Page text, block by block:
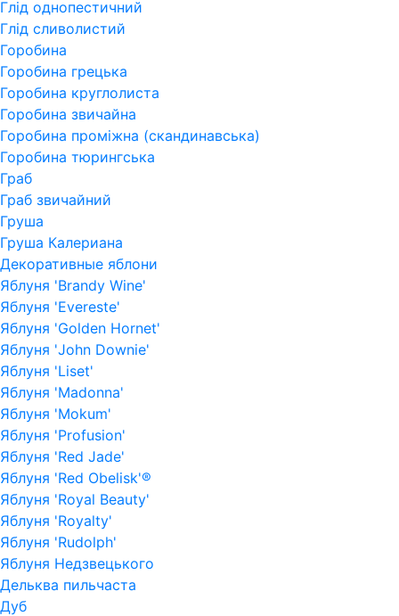
Глід однопестичний
Глід сливолистий
Горобина
Горобина грецька
Горобина круглолиста
Горобина звичайна
Горобина проміжна (скандинавська)
Горобина тюрингська
Граб
Граб звичайний
Груша
Груша Калериана
Декоративные яблони
Яблуня 'Brandy Wine'
Яблуня 'Evereste'
Яблуня 'Golden Hornet'
Яблуня 'John Downie'
Яблуня 'Liset'
Яблуня 'Madonna'
Яблуня 'Mokum'
Яблуня 'Profusion'
Яблуня 'Red Jade'
Яблуня 'Red Obelisk'®
Яблуня 'Royal Beauty'
Яблуня 'Royalty'
Яблуня 'Rudolph'
Яблуня Недзвецького
Дельква пильчаста
Дуб